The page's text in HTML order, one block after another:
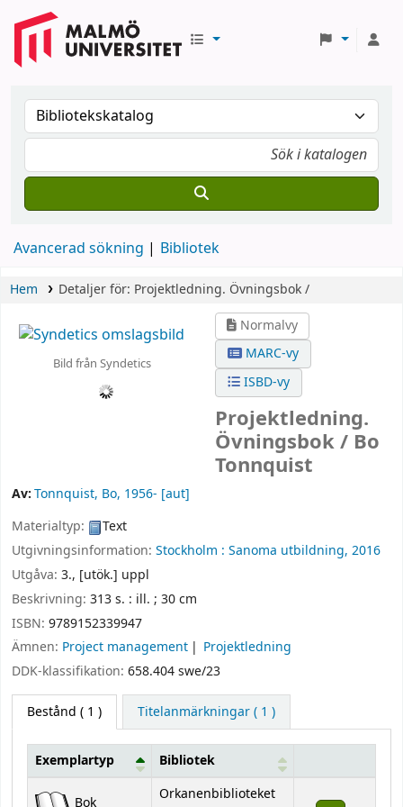
Avancerad sökning Bibliotek
Hem Detaljer för: Projektledning. Övningsbok /
Bild från Syndetics
Normalvy
MARC-vy
ISBD-vy
Projektledning.
Övningsbok / Bo
Tonnquist
Av:Tonnquist, Bo, 1956- [aut]
Materialtyp:
Text
Utgivningsinformation: Stockholm : Sanoma utbildning, 2016
Utgåva: 3., [utök.] uppl
Beskrivning: 313 s. : ill. ; 30 cm
ISBN: 9789152339947
Ämnen: Project management
Projektledning
DDK-klassifikation: 658.404 swe/23
Bestånd ( 1 ) Titelanmärkningar ( 1 )
Bestånd
Exemplartyp Bibliotek
Bok Orkanenbiblioteket